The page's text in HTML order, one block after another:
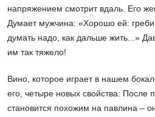
напряжением смотрит вдаль. Его
Думает мужчина: «Хорошо ей:
думать надо, как дальше жить...»
им так тяжело!
Вино, которое играет в нашем
его, четыре новых свойства: После
становится похожим на павлина –